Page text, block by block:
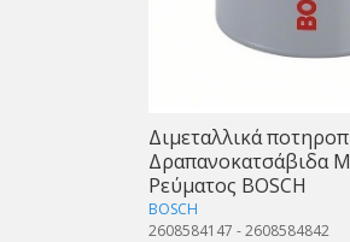
Διμεταλλικά
Δραπανοκατσάβιδα
Ρεύματος BOSCH
BOSCH
2608584147 - 2608584842